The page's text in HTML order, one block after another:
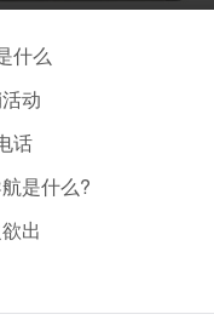
什么
动
话
是什么?
出